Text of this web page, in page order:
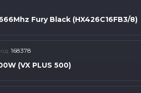
Fury Black (HX426C16FB3/8)
168378
(VX PLUS 500)